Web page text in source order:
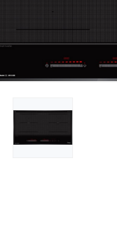
9.299.000₫
Bếp điện từ Faster
MÁY HÚT MÙI KÍNH CONG
KF-GB705/GB905
4.500.000₫